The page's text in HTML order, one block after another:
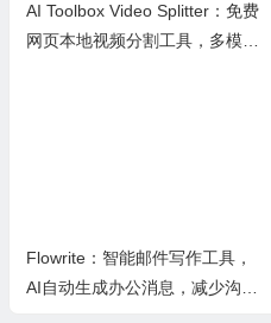
AI Toolbox Video Splitter：免费
网页本地视频分割工具，多模式
Flowrite：智能邮件写作工具，
AI自动生成办公消息，减少沟通